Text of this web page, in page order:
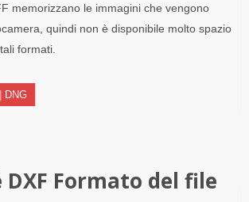
memorizzano le immagini che vengono
quindi non è disponibile molto spazio
formati.
DNG
DXF Formato del file